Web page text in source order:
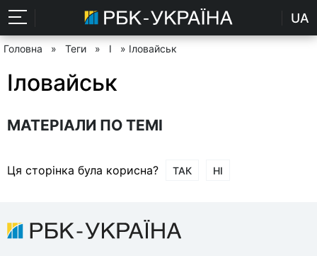
UA
Головна » Теги » І » Іловайськ
Іловайськ
МАТЕРІАЛИ ПО ТЕМІ
Ця сторінка була корисна? ТАК НІ